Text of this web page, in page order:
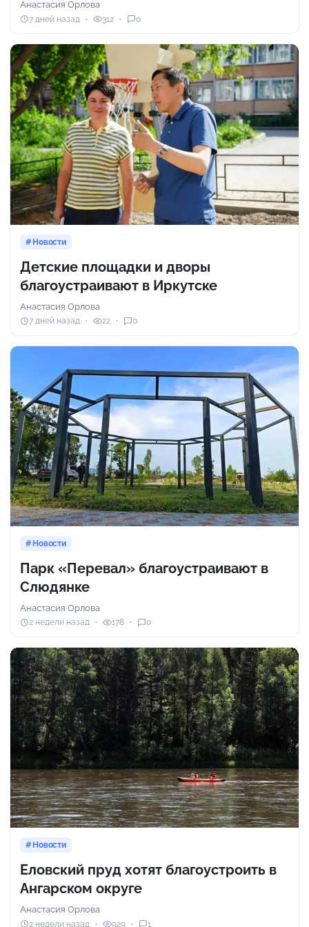
Анастасия Орлова
7 дней назад 312 0
Новости
Детские площадки и дворы
благоустраивают в Иркутске
Анастасия Орлова
7 дней назад 22 0
Новости
Парк «Перевал» благоустраивают в
Слюдянке
Анастасия Орлова
2 недели назад 178 0
Новости
Еловский пруд хотят благоустроить в
Ангарском округе
Анастасия Орлова
2 недели назад 929 1